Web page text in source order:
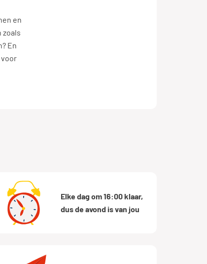
en
zoals
En
voor
Elke dag om 16:00 klaar,
dus de avond is van jou